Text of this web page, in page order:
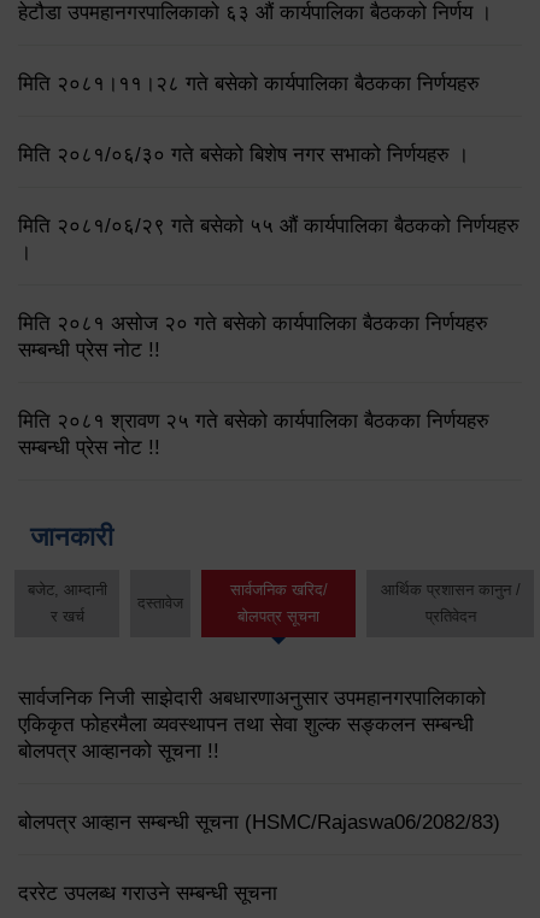
हेटौडा उपमहानगरपालिकाको ६३ औं कार्यपालिका बैठकको निर्णय ।
मिति २०८१।११।२८ गते बसेको कार्यपालिका बैठकका निर्णयहरु
मिति २०८१/०६/३० गते बसेको बिशेष नगर सभाको निर्णयहरु ।
मिति २०८१/०६/२९ गते बसेको ५५ औं कार्यपालिका बैठकको निर्णयहरु
।
मिति २०८१ असोज २० गते बसेको कार्यपालिका बैठकका निर्णयहरु
सम्बन्धी प्रेस नोट !!
मिति २०८१ श्रावण २५ गते बसेको कार्यपालिका बैठकका निर्णयहरु
सम्बन्धी प्रेस नोट !!
जानकारी
बजेट, आम्दानी
र खर्च
दस्तावेज
सार्वजनिक खरिद/
बोलपत्र सूचना
आर्थिक प्रशासन कानुन /
प्रतिवेदन
सार्वजनिक निजी साझेदारी अबधारणाअनुसार उपमहानगरपालिकाको
एकिकृत फोहरमैला व्यवस्थापन तथा सेवा शुल्क सङ्कलन सम्बन्धी
बोलपत्र आव्हानको सूचना !!
बोलपत्र आव्हान सम्बन्धी सूचना (HSMC/Rajaswa06/2082/83)
दररेट उपलब्ध गराउने सम्बन्धी सूचना